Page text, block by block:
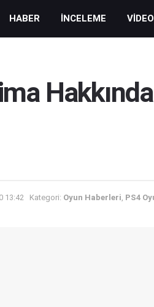
HABER İNCELEME VIDEO
13:42 Kategori: Oyun Haberleri PS4